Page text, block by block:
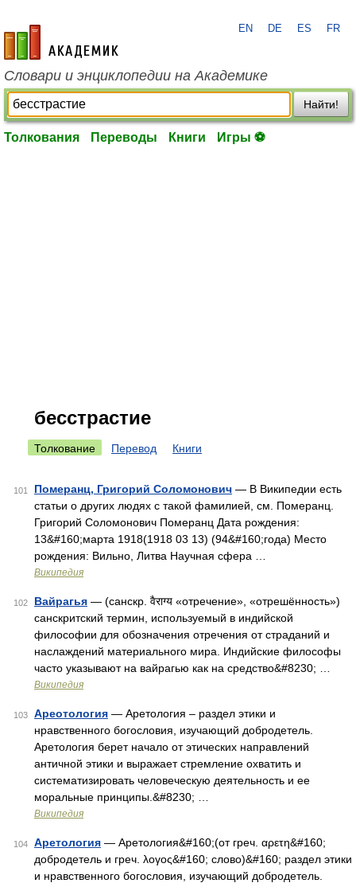
academic.ru
EN DE ES FR
Словари и энциклопедии на Академике
Найти!
Толкования Переводы Книги Игры ⚽
бесстрастие
Толкование Перевод Книги
101 Померанц, Григорий Соломонович — В Википедии есть
статьи о других людях с такой фамилией, см. Померанц.
Григорий Соломонович Померанц Дата рождения:
13&#160;марта 1918(1918 03 13) (94&#160;года) Место
рождения: Вильно, Литва Научная сфера …
Википедия
102 Вайрагья — (санскр. वैराग्य «отречение», «отрешённость»)
санскритский термин, используемый в индийской
философии для обозначения отречения от страданий и
наслаждений материального мира. Индийские философы
часто указывают на вайрагью как на средство&#8230; …
Википедия
103 Ареотология — Аретология – раздел этики и
нравственного богословия, изучающий добродетель.
Аретология берет начало от этических направлений
античной этики и выражает стремление охватить и
систематизировать человеческую деятельность и ее
моральные принципы.&#8230; …
Википедия
104 Аретология — Аретология&#160;(от греч. αρετη&#160;
добродетель и греч. λογος&#160; слово)&#160; раздел этики
и нравственного богословия, изучающий добродетель.